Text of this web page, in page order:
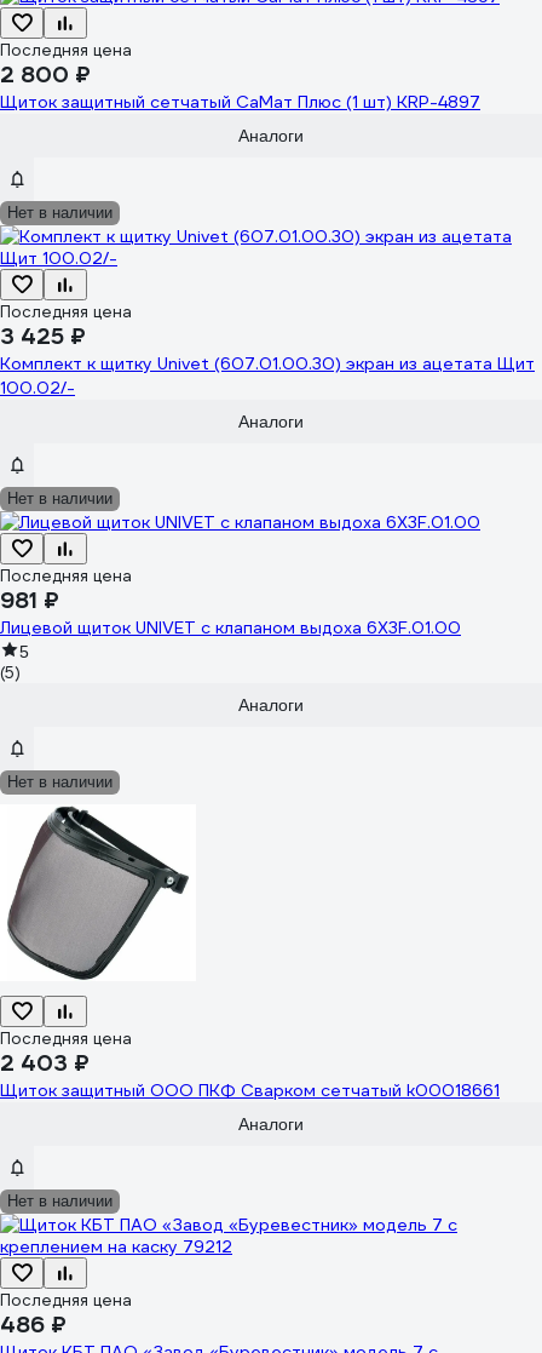
Последняя цена
2 800 ₽
Щиток защитный сетчатый СаМат Плюс (1 шт) KRP-4897
Аналоги
Нет в наличии
Последняя цена
3 425 ₽
Комплект к щитку Univet (607.01.00.30) экран из ацетата Щит
100.02/-
Аналоги
Нет в наличии
Последняя цена
981 ₽
Лицевой щиток UNIVET с клапаном выдоха 6X3F.01.00
5
(5)
Аналоги
Нет в наличии
Последняя цена
2 403 ₽
Щиток защитный ООО ПКФ Сварком сетчатый k00018661
Аналоги
Нет в наличии
Последняя цена
486 ₽